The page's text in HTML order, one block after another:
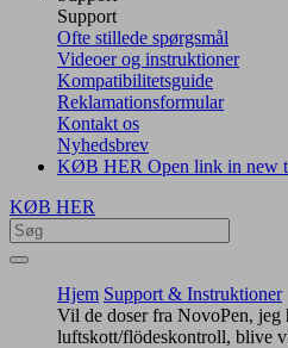
Support
Ofte stillede spørgsmål
Videoer og instruktioner
Kompatibilitetsguide
Reklamationsformular
Kontakt os
Nyhedsbrev
KØB HER Open link in new
KØB HER
Hjem Support & Instruktioner
Vil de doser fra NovoPen, jeg
luftskott/flödeskontroll, blive